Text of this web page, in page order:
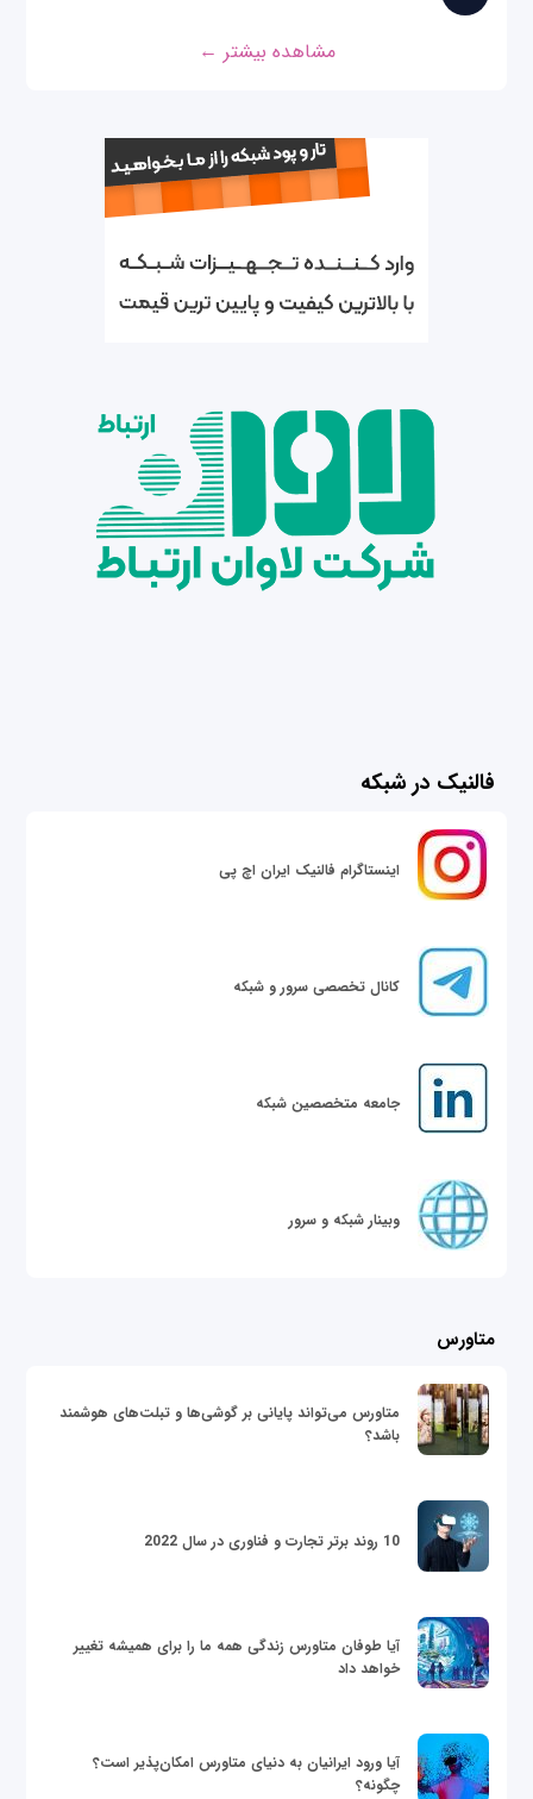
مشاهده بیشتر ←
فالنیک در شبکه
اینستاگرام فالنیک ایران اچ پی
کانال تخصصی سرور و شبکه
جامعه متخصصین شبکه
وبینار شبکه و سرور
متاورس
متاورس می‌تواند پایانی بر گوشی‌ها و تبلت‌های هوشمند
باشد؟
10 روند برتر تجارت و فناوری در سال 2022
آیا طوفان متاورس زندگی همه ما را برای همیشه تغییر
خواهد داد
آیا ورود ایرانیان به دنیای متاورس امکان‌پذیر است؟
چگونه؟